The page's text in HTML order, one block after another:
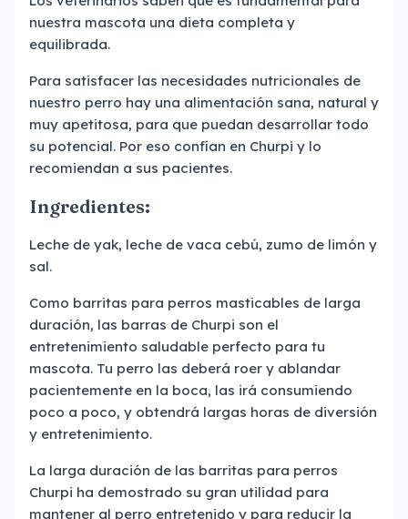
nuestra mascota una dieta completa y
equilibrada.
Para satisfacer las necesidades nutricionales de
nuestro perro hay una alimentación sana, natural y
muy apetitosa, para que puedan desarrollar todo
su potencial. Por eso confían en Churpi y lo
recomiendan a sus pacientes.
Ingredientes:
Leche de yak, leche de vaca cebú, zumo de limón y
sal.
Como barritas para perros masticables de larga
duración, las barras de Churpi son el
entretenimiento saludable perfecto para tu
mascota. Tu perro las deberá roer y ablandar
pacientemente en la boca, las irá consumiendo
poco a poco, y obtendrá largas horas de diversión
y entretenimiento.
La larga duración de las barritas para perros
Churpi ha demostrado su gran utilidad para
mantener al perro entretenido y para reducir la